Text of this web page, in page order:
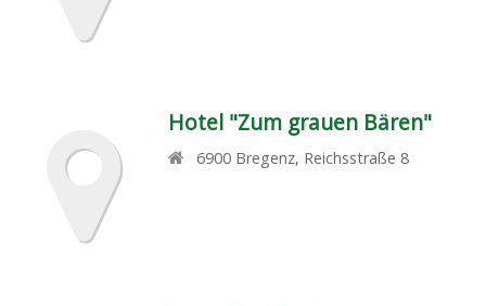
Hotel "Zum grauen Bären"
6900 Bregenz, Reichsstraße 8